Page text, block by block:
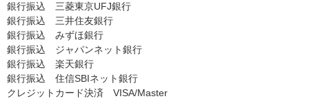
銀行振込 三菱東京UFJ銀行
銀行振込 三井住友銀行
銀行振込 みずほ銀行
銀行振込 ジャパンネット銀行
銀行振込 楽天銀行
銀行振込 住信SBIネット銀行
クレジットカード決済 VISA/Master